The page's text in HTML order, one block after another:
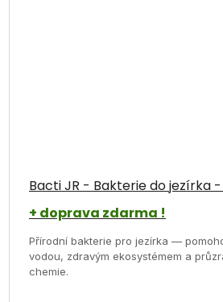
Bacti JR - Bakterie do jezírka
+ doprava zdarma !
hodnocení
produktu
5,0
z
Přírodní bakterie pro jezírka —
vodou, zdravým ekosystémem a
chemie.